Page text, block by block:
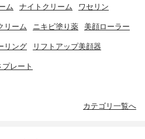
ム ナイトクリーム ワセリン
リーム ニキビ塗り薬 美顔ローラー
リング リフトアップ美顔器
レート
カテゴリ一覧へ